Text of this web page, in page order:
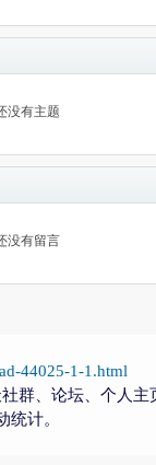
没有主题
没有留言
44025-1-1.html
群、论坛、个人
计。